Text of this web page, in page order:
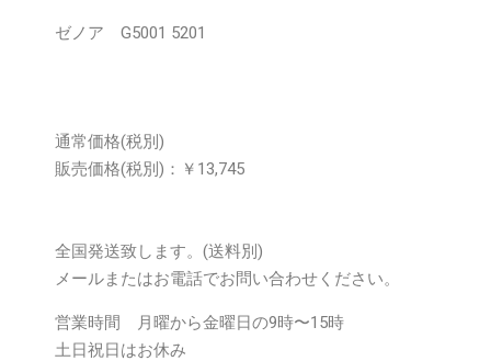
ゼノア G5001 5201
通常価格(税別)
販売価格(税別) ：￥13,745
全国発送致します。(送料別)
メールまたはお電話でお問い合わせください。
営業時間 月曜から金曜日の9時〜15時
土日祝日はお休み